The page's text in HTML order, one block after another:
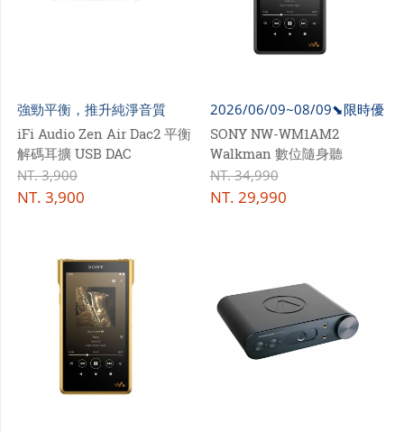
強勁平衡，推升純淨音質
iFi Audio Zen Air Dac2 平衡
解碼耳擴 USB DAC
NT.3,900
NT. 3,900
2026/06/09~08/09⬊限時優
惠
SONY NW-WM1AM2
Walkman 數位隨身聽
NT.34,990
NT. 29,990